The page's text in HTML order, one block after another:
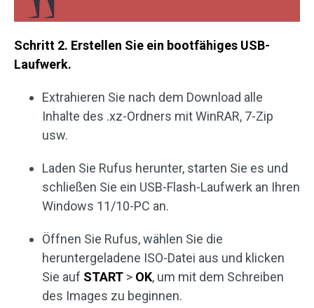
Schritt 2. Erstellen Sie ein bootfähiges USB-
Laufwerk.
Extrahieren Sie nach dem Download alle
Inhalte des .xz-Ordners mit WinRAR, 7-Zip
usw.
Laden Sie Rufus herunter, starten Sie es und
schließen Sie ein USB-Flash-Laufwerk an Ihren
Windows 11/10-PC an.
Öffnen Sie Rufus, wählen Sie die
heruntergeladene ISO-Datei aus und klicken
Sie auf START > OK, um mit dem Schreiben
des Images zu beginnen.